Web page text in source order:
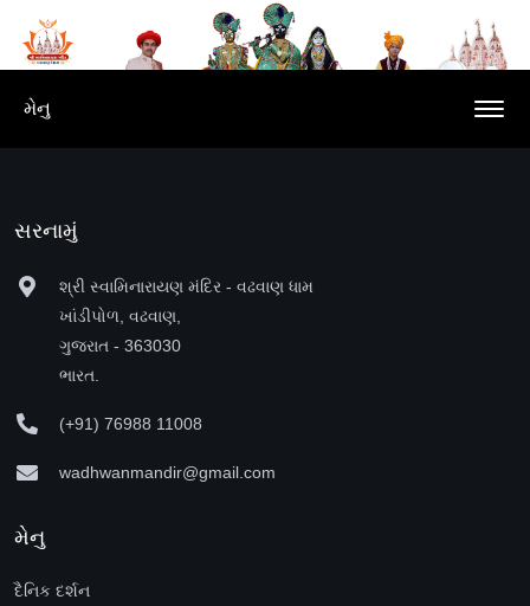
મેનુ
સરનામું
શ્રી સ્વામિનારાયણ મંદિર - વઢવાણ ધામ
ખાંડીપોળ, વઢવાણ,
ગુજરાત - 363030
ભારત.
(+91) 76988 11008
wadhwanmandir@gmail.com
મેનુ
દૈનિક દર્શન